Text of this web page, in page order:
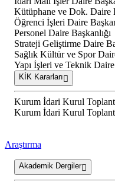
Kütüphane ve Dok. Daire
Öğrenci İşleri Daire
Personel Daire Başkanlığı
Strateji Geliştirme Daire
Sağlık Kültür ve Spor
Yapı İşleri ve Teknik Daire
KİK Kararları
Kurum İdari Kurul
Kurum İdari Kurul
Araştırma
Akademik Dergiler